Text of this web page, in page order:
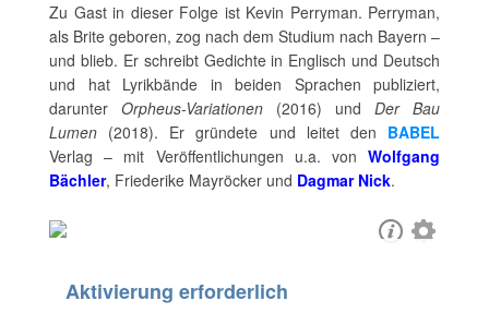
Zu Gast in dieser Folge ist Kevin Perryman. Perryman,
als Brite geboren, zog nach dem Studium nach Bayern –
und blieb. Er schreibt Gedichte in Englisch und Deutsch
und hat Lyrikbände in beiden Sprachen publiziert,
darunter Orpheus-Variationen (2016) und Der Bau
Lumen (2018). Er gründete und leitet den BABEL
Verlag – mit Veröffentlichungen u.a. von Wolfgang
Bächler, Friederike Mayröcker und Dagmar Nick.
Aktivierung erforderlich